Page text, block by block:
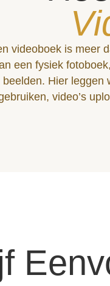
videoboek is meer
een fysiek
beelden. Hier leggen
video’s